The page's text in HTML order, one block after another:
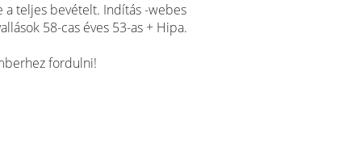
a teljes bevételt. Indítás -webes
58-cas éves 53-as + Hipa.
fordulni!